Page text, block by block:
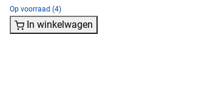
Op voorraad (4)
In winkelwagen